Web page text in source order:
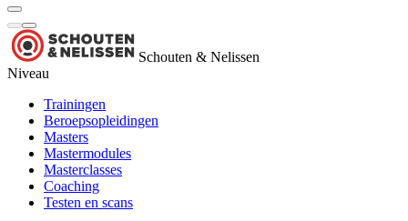
Schouten & Nelissen
Niveau
Trainingen
Beroepsopleidingen
Masters
Mastermodules
Masterclasses
Coaching
Testen en scans